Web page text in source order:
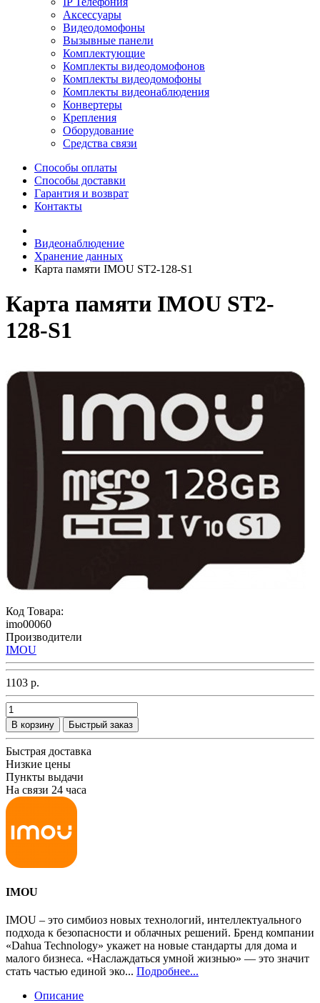
Аксессуары
Видеодомофоны
Вызывные панели
Комплектующие
Комплекты видеодомофонов
Комплекты видеодомофоны
Комплекты видеонаблюдения
Конвертеры
Крепления
Оборудование
Средства связи
Способы оплаты
Способы доставки
Гарантия и возврат
Контакты
Видеонаблюдение
Хранение данных
Карта памяти IMOU ST2-128-S1
Карта памяти IMOU ST2-
128-S1
Код Товара:
imo00060
Производители
IMOU
1103 р.
В корзину Быстрый заказ
Быстрая доставка
Низкие цены
Пункты выдачи
На связи 24 часа
IMOU
IMOU – это симбиоз новых технологий, интеллектуального
подхода к безопасности и облачных решений. Бренд компании
«Dahua Technology» укажет на новые стандарты для дома и
малого бизнеса. «Наслаждаться умной жизнью» — это значит
стать частью единой эко... Подробнее...
Описание